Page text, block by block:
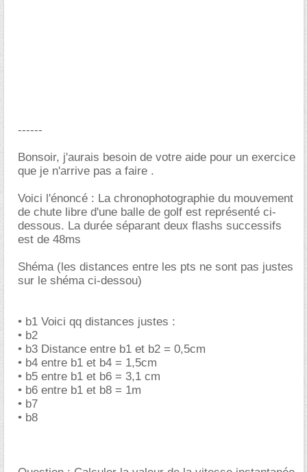
------
Bonsoir, j'aurais besoin de votre aide pour un exercice
que je n'arrive pas a faire .
Voici l'énoncé : La chronophotographie du mouvement
de chute libre d'une balle de golf est représenté ci-
dessous. La durée séparant deux flashs successifs
est de 48ms
Shéma (les distances entre les pts ne sont pas justes
sur le shéma ci-dessou)
• b1 Voici qq distances justes :
• b2
• b3 Distance entre b1 et b2 = 0,5cm
• b4 entre b1 et b4 = 1,5cm
• b5 entre b1 et b6 = 3,1 cm
• b6 entre b1 et b8 = 1m
• b7
• b8